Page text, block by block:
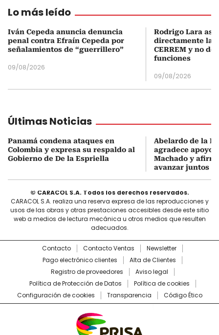
Lo más leído
Iván Cepeda anuncia denuncia
penal contra Efraín Cepeda por
señalamientos de “guerrillero”
09/08/2026
Rodrigo Lara
directamente la
CERREM y no
funciones
09/08/2026
Últimas Noticias
Panamá condena ataques en
Colombia y expresa su respaldo al
Gobierno de De la Espriella
Abelardo de la
agradece apoyo
Machado y
avanzar juntos
© CARACOL S.A. Todos los derechos reservados.
CARACOL S.A. realiza una reserva expresa de las reproducciones y
usos de las obras y otras prestaciones accesibles desde este sitio
web a medios de lectura mecánica u otros medios que resulten
adecuados.
Contacto Contacto Ventas
Newsletter
Pago electrónico clientes
Alta de Clientes
Registro de proveedores
Aviso legal
Política de Protección de Datos
Política de cookies
Configuración de cookies
Transparencia Código Ético